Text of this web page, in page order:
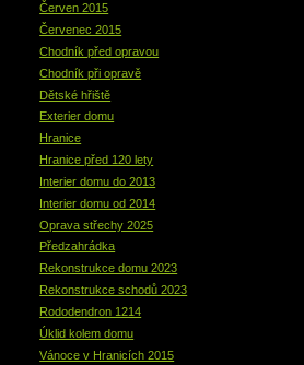
Červen 2015
Červenec 2015
Chodník před opravou
Chodník při opravě
Dětské hřiště
Exterier domu
Hranice
Hranice před 120 lety
Interier domu do 2013
Interier domu od 2014
Oprava střechy 2025
Předzahrádka
Rekonstrukce domu 2023
Rekonstrukce schodů 2023
Rododendron 1214
Úklid kolem domu
Vánoce v Hranicích 2015